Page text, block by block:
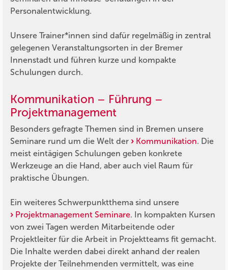
Personalentwicklung.
Unsere Trainer*innen sind dafür regelmäßig in zentral
gelegenen Veranstaltungsorten in der Bremer
Innenstadt und führen kurze und kompakte
Schulungen durch.
Kommunikation – Führung –
Projektmanagement
Besonders gefragte Themen sind in Bremen unsere
Seminare rund um die Welt der
Kommunikation. Die
meist eintägigen Schulungen geben konkrete
Werkzeuge an die Hand, aber auch viel Raum für
praktische Übungen.
Ein weiteres Schwerpunktthema sind unsere
Projektmanagement Seminare. In kompakten Kursen
von zwei Tagen werden Mitarbeitende oder
Projektleiter für die Arbeit in Projektteams fit gemacht.
Die Inhalte werden dabei direkt anhand der realen
Projekte der Teilnehmenden vermittelt, was eine